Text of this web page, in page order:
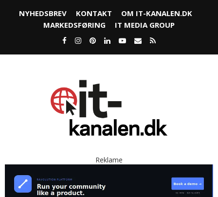
NYHEDSBREV KONTAKT
OM IT-KANALEN.DK
MARKEDSFØRING
IT MEDIA GROUP
Reklame